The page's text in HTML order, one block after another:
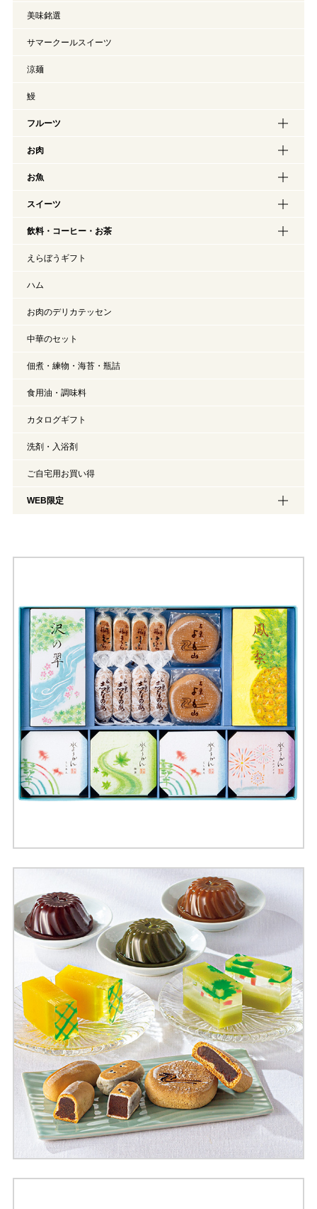
美味銘選
サマークールスイーツ
涼麺
鰻
フルーツ
お肉
お魚
スイーツ
飲料・コーヒー・お茶
えらぼうギフト
ハム
お肉のデリカテッセン
中華のセット
佃煮・練物・海苔・瓶詰
食用油・調味料
カタログギフト
洗剤・入浴剤
ご自宅用お買い得
WEB限定